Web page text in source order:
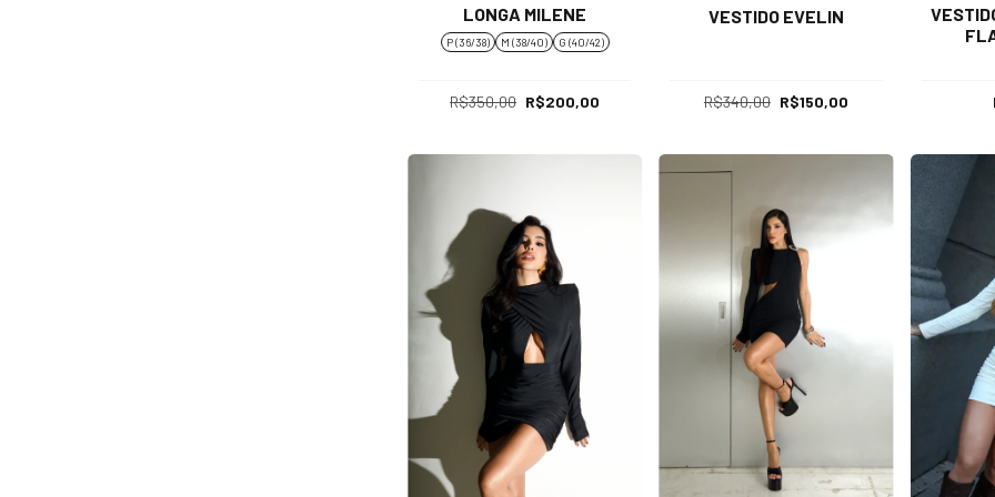
LONGA MILENE
P (36/38) M (38/40) G (40/42)
R$350,00 R$200,00
VESTIDO EVELIN
R$340,00 R$150,00